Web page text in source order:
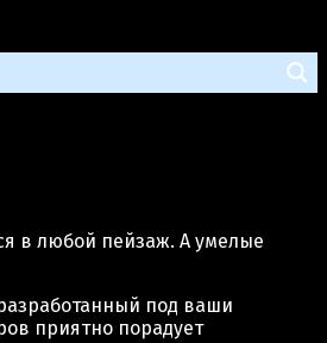
в любой пейзаж. А умелые
под ваши
приятно порадует